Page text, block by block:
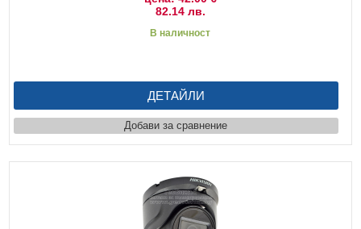
82.14 лв.
В наличност
ДЕТАЙЛИ
Добави за сравнение